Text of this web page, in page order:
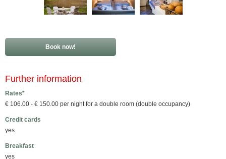
Book now!
Further information
Rates*
€ 106.00 - € 150.00 per night for a double room (double occupancy)
Credit cards
yes
Breakfast
yes